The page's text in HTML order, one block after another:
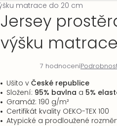
matrace do 20 cm
Jersey
výšku
hodnocení
produktu
5,0
7 hodnocení
Ušito v České republice
Složení: 95% bavlna a 5%
Gramáž: 190 g/m²
Certifikát kvality OEKO-TEX 100
Atypické a prodloužené